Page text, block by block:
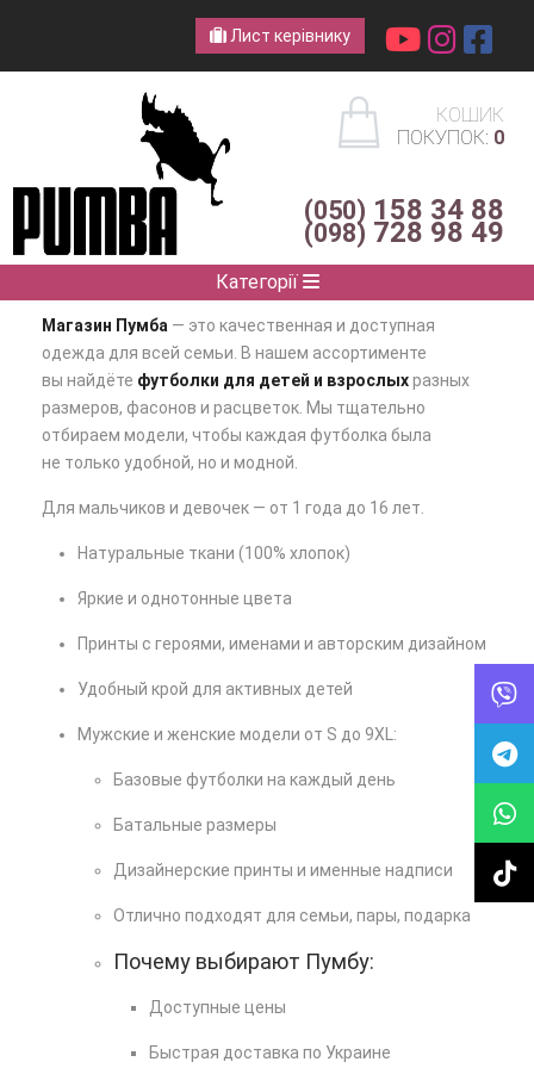
Лист керівнику
КОШИК
ПОКУПОК: 0
(050) 158 34 88
(098) 728 98 49
Категорії
Магазин Пумба — это качественная и доступная
одежда для всей семьи. В нашем ассортименте
вы найдёте футболки для детей и взрослыхразных
размеров, фасонов и расцветок. Мы тщательно
отбираем модели, чтобы каждая футболка была
не только удобной, но и модной.
Для мальчиков и девочек — от 1 года до 16 лет.
Натуральные ткани (100% хлопок)
Яркие и однотонные цвета
Принты с героями, именами и авторским дизайном
Удобный крой для активных детей
Мужские и женские модели от S до 9XL:
Базовые футболки на каждый день
Батальные размеры
Дизайнерские принты и именные надписи
Отлично подходят для семьи, пары, подарка
Почему выбирают Пумбу:
Доступные цены
Быстрая доставка по Украине